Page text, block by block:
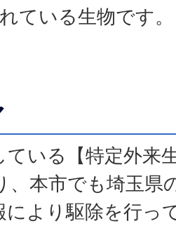
ている生物です。
ている【特定外来
、本市でも埼玉県
により駆除を行っ